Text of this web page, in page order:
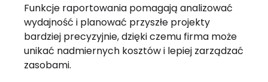
Funkcje raportowania pomagają analizować
wydajność i planować przyszłe projekty
bardziej precyzyjnie, dzięki czemu firma może
unikać nadmiernych kosztów i lepiej zarządzać
zasobami.